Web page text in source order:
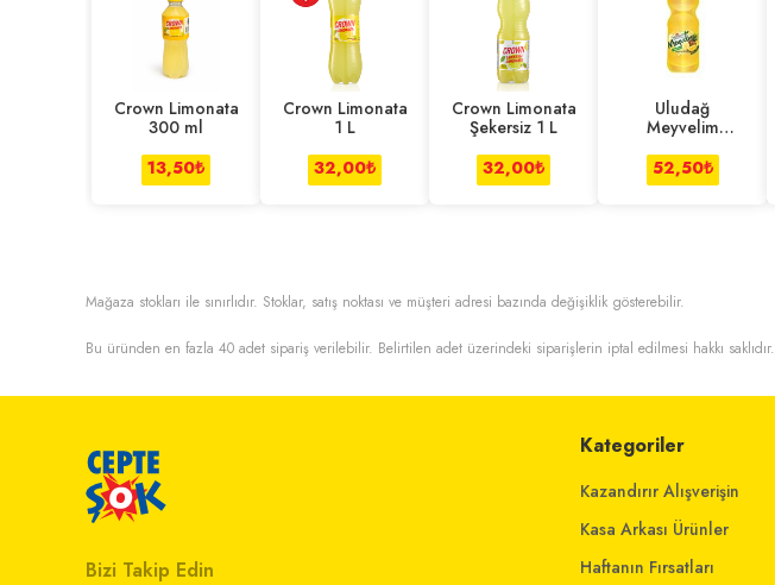
Crown Limonata
300 ml
13,50₺
Crown Limonata
1 L
32,00₺
Crown Limonata
Şekersiz 1 L
32,00₺
Uludağ
Meyvelim
1 L
52,50₺
Mağaza stokları ile sınırlıdır. Stoklar, satış noktası ve müşteri adresi bazında değişiklik gösterebilir.
Bu üründen en fazla 40 adet sipariş verilebilir. Belirtilen adet üzerindeki siparişlerin iptal edilmesi hakkı saklıdır.
Bizi Takip Edin
Kategoriler
Kazandırır Alışverişin
Kasa Arkası Ürünler
Haftanın Fırsatları